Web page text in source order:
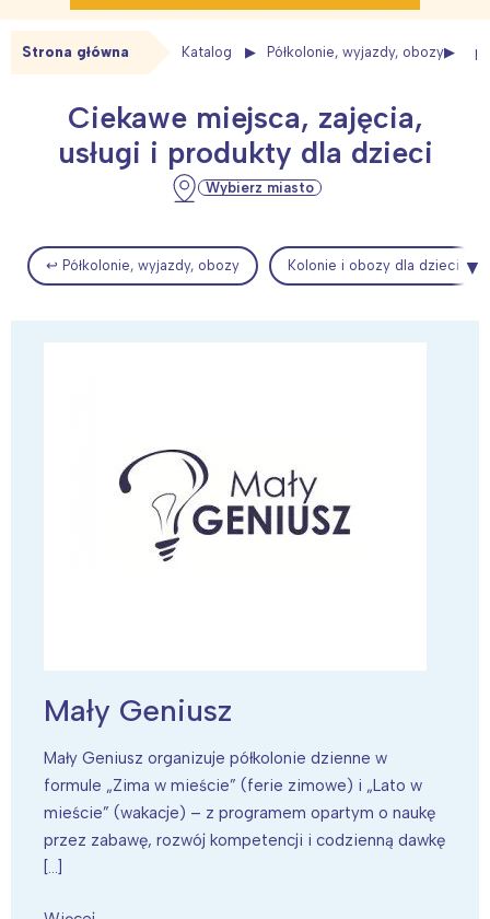
Strona główna Katalog Półkolonie, wyjazdy, obozy
Ciekawe miejsca, zajęcia,
usługi i produkty dla dzieci
Wybierz miasto
↩ Półkolonie, wyjazdy, obozy Kolonie i obozy dla dzieci
Mały Geniusz
Mały Geniusz organizuje półkolonie dzienne w
formule „Zima w mieście” (ferie zimowe) i „Lato w
mieście” (wakacje) – z programem opartym o naukę
przez zabawę, rozwój kompetencji i codzienną dawkę
[…]